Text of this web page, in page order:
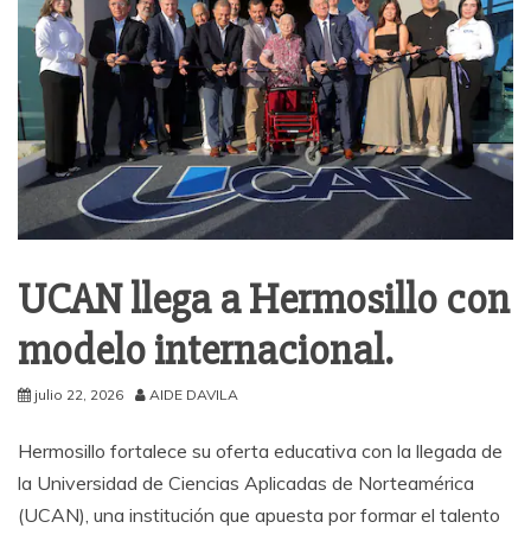
UCAN llega a Hermosillo con
modelo internacional.
julio 22, 2026 AIDE DAVILA
Hermosillo fortalece su oferta educativa con la llegada de
la Universidad de Ciencias Aplicadas de Norteamérica
(UCAN), una institución que apuesta por formar el talento